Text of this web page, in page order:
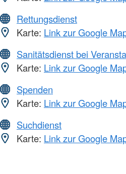
Rettungsdienst
Karte: Link zur Google
Sanitätsdienst bei
Karte: Link zur Google
Spenden
Karte: Link zur Google
Suchdienst
Karte: Link zur Google